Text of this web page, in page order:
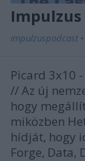
Impulzus
impulzuspodcast •
Picard 3x10
// Az új
hogy
miközben
hídját, hogy
Forge, Data,